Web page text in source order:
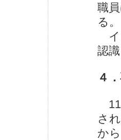
職
る。
イ
認
４
11
さ
か